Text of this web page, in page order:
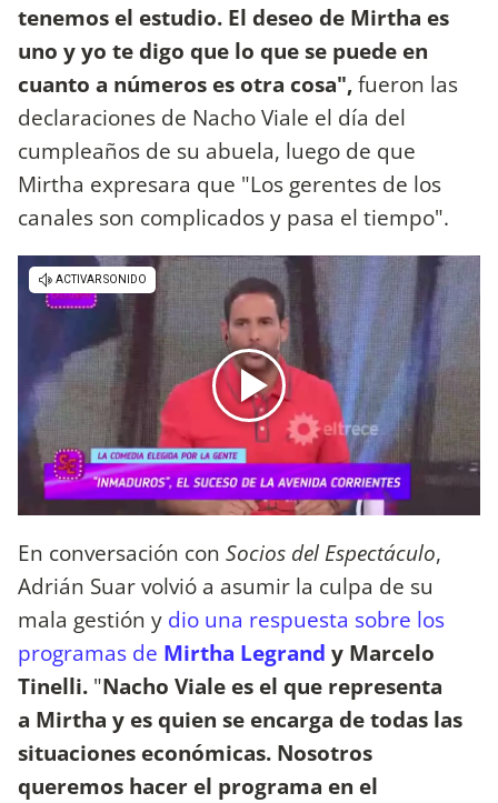
tenemos el estudio. El deseo de Mirtha es
uno y yo te digo que lo que se puede en
cuanto a números es otra cosa",fueron las
declaraciones de Nacho Viale el día del
cumpleaños de su abuela, luego de que
Mirtha expresara que "Los gerentes de los
canales son complicados y pasa el tiempo".
En conversación con Socios del Espectáculo,
Adrián Suar volvió a asumir la culpa de su
mala gestión y dio una respuesta sobre los
programas de Mirtha Legrand y Marcelo
Tinelli. "Nacho Viale es el que representa
a Mirtha y es quien se encarga de todas las
situaciones económicas. Nosotros
queremos hacer el programa en el